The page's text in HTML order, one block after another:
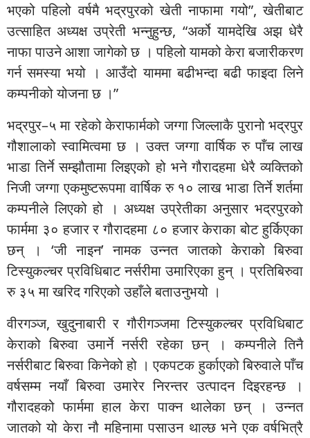
भएको पहिलो वर्षमै भद्रपुरको खेती नाफामा गयो”, खेतीबाट
उत्साहित अध्यक्ष उप्रेती भन्नुहुन्छ, “अर्को यामदेखि अझ धेरै
नाफा पाउने आशा जागेको छ । पहिलो यामको केरा बजारीकरण
गर्न समस्या भयो । आउँदो याममा बढीभन्दा बढी फाइदा लिने
कम्पनीको योजना छ ।”
भद्रपुर–५ मा रहेको केराफार्मको जग्गा जिल्लाकै पुरानो भद्रपुर
गौशालाको स्वामित्वमा छ । उक्त जग्गा वार्षिक रु पाँच लाख
भाडा तिर्ने सम्झौतामा लिइएको हो भने गौरादहमा धेरै व्यक्तिको
निजी जग्गा एकमुष्टरूपमा वार्षिक रु १० लाख भाडा तिर्ने शर्तमा
कम्पनीले लिएको हो । अध्यक्ष उप्रेतीका अनुसार भद्रपुरको
फार्ममा ३० हजार र गौरादहमा ८० हजार केराका बोट हुर्किएका
छन् । ‘जी नाइन’ नामक उन्नत जातको केराको बिरुवा
टिस्युकल्चर प्रविधिबाट नर्सरीमा उमारिएका हुन् । प्रतिबिरुवा
रु ३५ मा खरिद गरिएको उहाँले बताउनुभयो ।
वीरगञ्ज, खुदुनाबारी र गौरीगञ्जमा टिस्युकल्चर प्रविधिबाट
केराको बिरुवा उमार्ने नर्सरी रहेका छन् । कम्पनीले तिनै
नर्सरीबाट बिरुवा किनेको हो । एकपटक हुर्काएको बिरुवाले पाँच
वर्षसम्म नयाँ बिरुवा उमारेर निरन्तर उत्पादन दिइरहन्छ ।
गौरादहको फार्ममा हाल केरा पाक्न थालेका छन् । उन्नत
जातको यो केरा नौ महिनामा पसाउन थाल्छ भने एक वर्षभित्रै